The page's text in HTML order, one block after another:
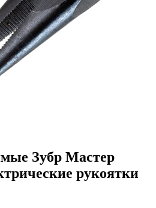
Зубр Мастер
рукоятки